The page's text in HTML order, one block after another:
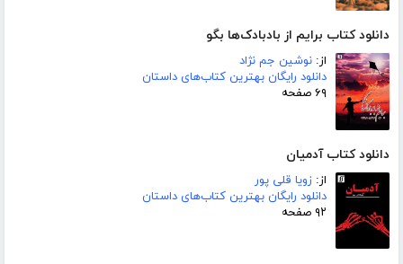
دانلود کتاب برایم از بادبادک‌ها بگو
از: نوشین جم نژاد
دانلود رایگان بهترین کتاب‌های داستان
۶۹ صفحه
دانلود کتاب آدمیان
از: زویا قلی پور
دانلود رایگان بهترین کتاب‌های داستان
۹۲ صفحه